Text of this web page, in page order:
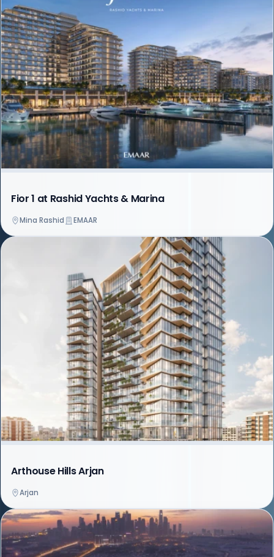
Fior 1 at Rashid Yachts & Marina
Mina Rashid EMAAR
Arthouse Hills Arjan
Arjan